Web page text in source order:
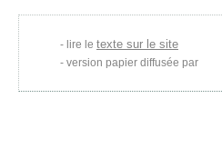
lire le texte sur le site
version papier diffusée par